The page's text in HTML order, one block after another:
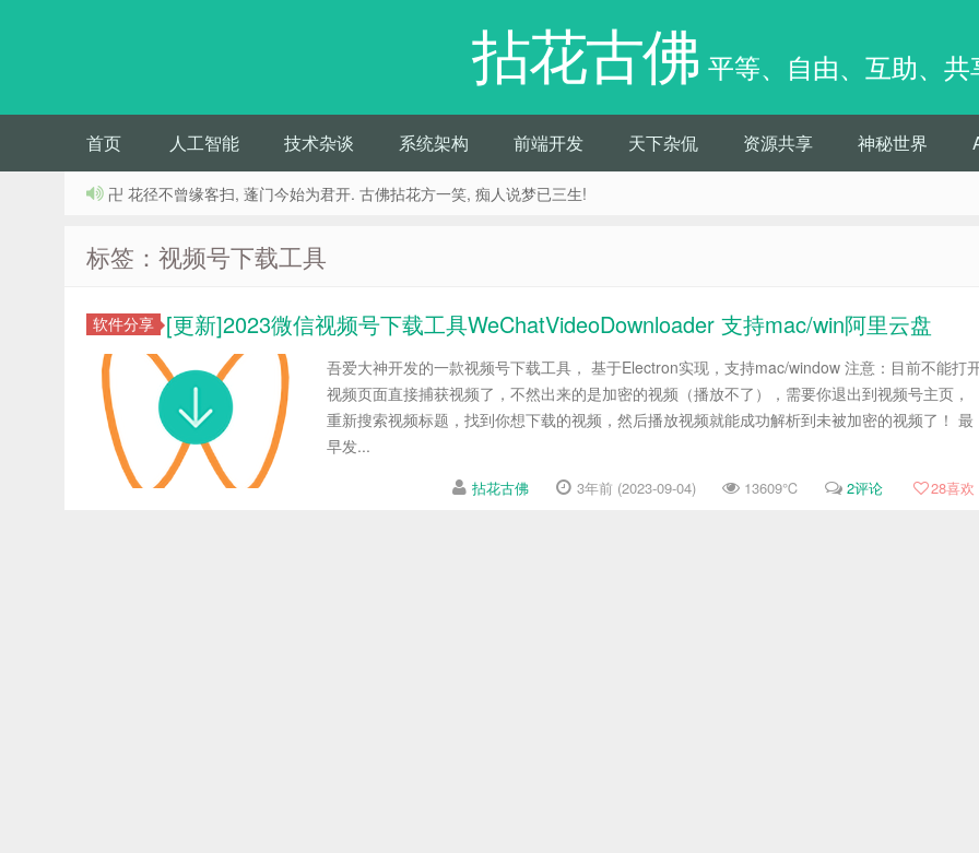
拈花古佛 平等、自由、互助、共
首页 人工智能 技术杂谈 系统架构 前端开发 天下杂侃 资源共享 神秘世界
卍 花径不曾缘客扫, 蓬门今始为君开. 古佛拈花方一笑, 痴人说梦已三生!
标签：视频号下载工具
软件分享 [更新]2023微信视频号下载工具WeChatVideoDownloader 支持mac/win阿里云盘
吾爱大神开发的一款视频号下载工具， 基于Electron实现，支持mac/window 注意：目前不能打
视频页面直接捕获视频了，不然出来的是加密的视频（播放不了），需要你退出到视频号主页，
重新搜索视频标题，找到你想下载的视频，然后播放视频就能成功解析到未被加密的视频了！ 最
早发...
拈花古佛 3年前 (2023-09-04) 13609℃ 2评论 28喜欢